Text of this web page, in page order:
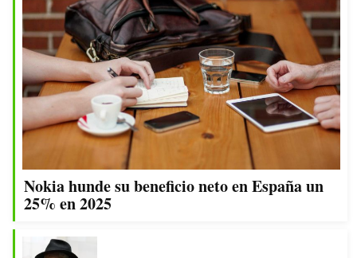
Nokia hunde su beneficio neto en España un
25% en 2025